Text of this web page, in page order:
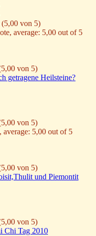
(5,00 von 5)
von 5)
getragene Heilsteine?
von 5)
von 5)
und Piemontit
von 5)
Chi Tag 2010